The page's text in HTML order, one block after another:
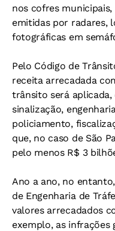
nos cofres
emitidas por radares,
fotográficas em
Pelo Código de
receita arrecadada
trânsito será aplicada,
sinalização,
policiamento,
que, no caso de São
pelo menos R$ 3
Ano a ano, no
de Engenharia de
valores arrecadados
exemplo, as infrações